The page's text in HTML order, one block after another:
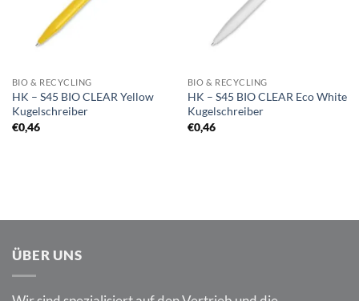
BIO & RECYCLING
HK – S45 BIO CLEAR Yellow
Kugelschreiber
€0,46
BIO & RECYCLING
HK – S45 BIO CLEAR Eco White
Kugelschreiber
€0,46
ÜBER UNS